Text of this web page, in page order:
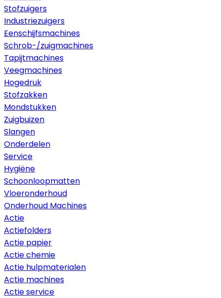
Stofzuigers
Industriezuigers
Eenschijfsmachines
Schrob-/zuigmachines
Tapijtmachines
Veegmachines
Hogedruk
Stofzakken
Mondstukken
Zuigbuizen
Slangen
Onderdelen
Service
Hygiëne
Schoonloopmatten
Vloeronderhoud
Onderhoud Machines
Actie
Actiefolders
Actie papier
Actie chemie
Actie hulpmaterialen
Actie machines
Actie service